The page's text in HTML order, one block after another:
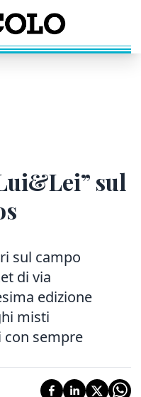
sul
sul campo
di via
edizione
misti
sempre